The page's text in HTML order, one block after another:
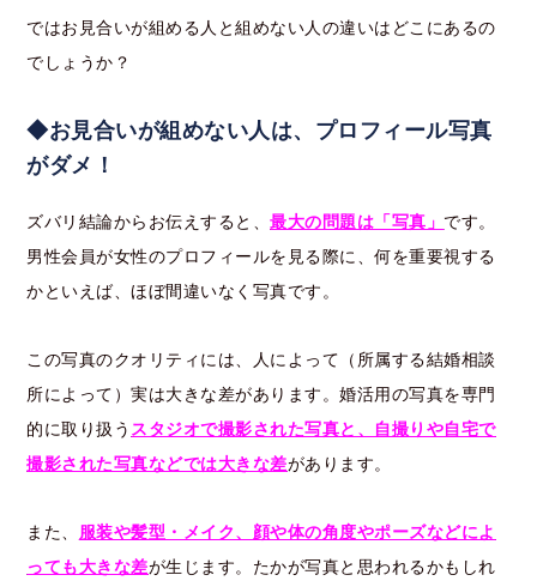
ではお見合いが組める人と組めない人の違いはどこにあるの
でしょうか？
◆お見合いが組めない人は、プロフィール写真
がダメ！
ズバリ結論からお伝えすると、最大の問題は「写真」 です。
男性会員が女性のプロフィールを見る際に、何を重要視する
かといえば、ほぼ間違いなく写真です。
この写真のクオリティには、人によって（所属する結婚相談
所によって）実は大きな差があります。婚活用の写真を専門
的に取り扱う スタジオで撮影された写真と、自撮りや自宅で
撮影された写真などでは大きな差があります。
また、 服装や髪型・メイク、顔や体の角度やポーズなどによ
っても大きな差が生じます。たかが写真と思われるかもしれ